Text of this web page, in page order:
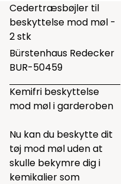
Cedertræsbøjler til
beskyttelse mod møl -
2 stk
Bürstenhaus Redecker
BUR-50459
Kemifri beskyttelse
mod møl i garderoben
Nu kan du beskytte dit
tøj mod møl uden at
skulle bekymre dig i
kemikalier som